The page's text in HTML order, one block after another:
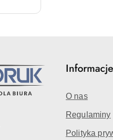
Informacje
O nas
Regulaminy
Polityka